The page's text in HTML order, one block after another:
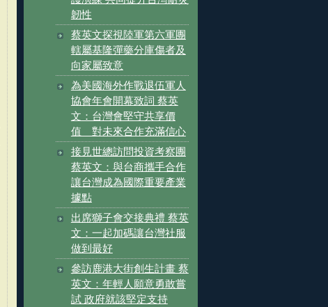
韌性
蔡英文探視陸軍第六軍團
轄屬基隆彈藥分庫傷者及
向家屬致意
為美國海外作戰退伍軍人
協會年會開幕致詞 蔡英
文：台灣會堅守共享價
值 對未來合作充滿信心
接見世總訪問投資考察團
蔡英文：與台商攜手合作
讓台灣成為國際重要產業
據點
出席獅子會交接典禮 蔡英
文：一起加碼讓台灣社服
做到最好
參訪鹿港大街創生計畫 蔡
英文：年輕人願意勇敢嘗
試 政府就該堅定支持